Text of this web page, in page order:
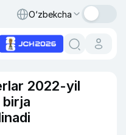
O‘zbekcha
2022-yil
birja